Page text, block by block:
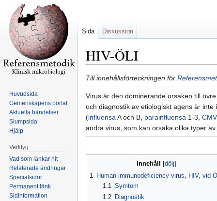
HIV-ÖLI
Hoppa
till
navigering
Hoppa
till
sök
Till innehållsförteckningen för
Virus är den dominerande orsaken till
och diagnostik av etiologiskt agens är
(influensaA och B, parainfluensa 1-3, CMV
andra virus, som kan orsaka olika typer av
Innehåll
1 Human immunodeficiency virus, HIV, vid
1.1 Symtom
1.2
Diagnostik
Sida Diskussion
Huvudsida
Gemenskapens portal
Aktuella händelser
Slumpsida
Hjälp
Verktyg
Vad som länkar hit
Relaterade ändringar
Specialsidor
Permanent länk
Sidinformation